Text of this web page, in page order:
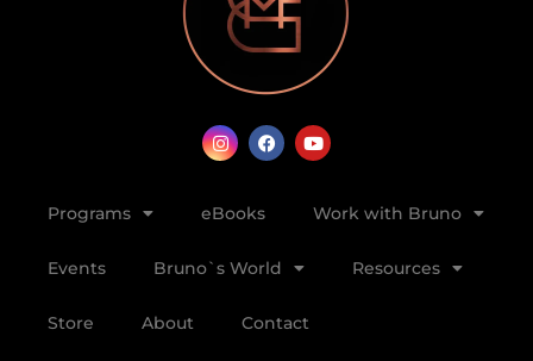
Programs eBooks Work with Bruno
Events Bruno`s World Resources
Store About Contact